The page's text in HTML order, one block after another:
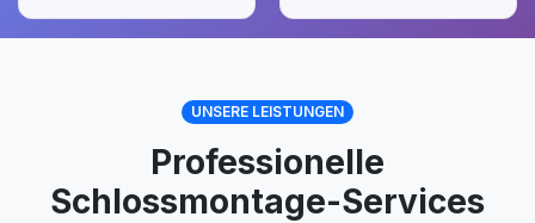
UNSERE LEISTUNGEN
Professionelle
Schlossmontage-Services